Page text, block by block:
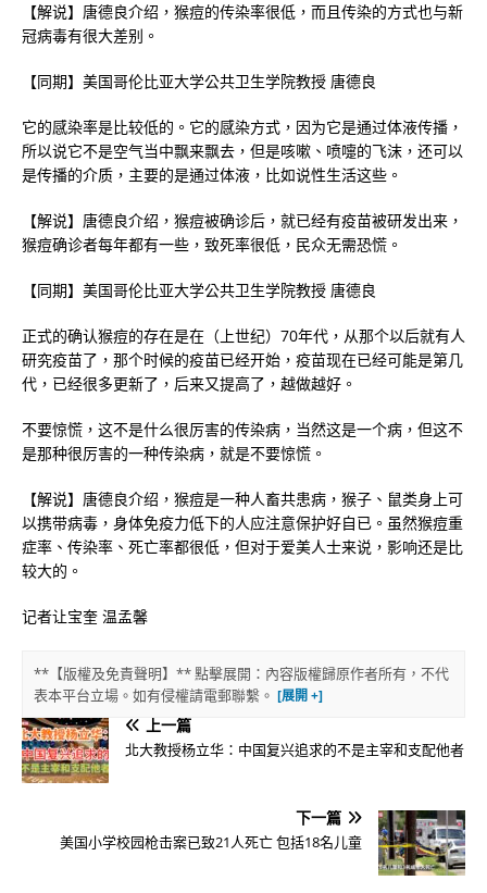
【解说】唐德良介绍，猴痘的传染率很低，而且传染的方式也与新
冠病毒有很大差别。
【同期】美国哥伦比亚大学公共卫生学院教授 唐德良
它的感染率是比较低的。它的感染方式，因为它是通过体液传播，
所以说它不是空气当中飘来飘去，但是咳嗽、喷嚏的飞沫，还可以
是传播的介质，主要的是通过体液，比如说性生活这些。
【解说】唐德良介绍，猴痘被确诊后，就已经有疫苗被研发出来，
猴痘确诊者每年都有一些，致死率很低，民众无需恐慌。
【同期】美国哥伦比亚大学公共卫生学院教授 唐德良
正式的确认猴痘的存在是在（上世纪）70年代，从那个以后就有人
研究疫苗了，那个时候的疫苗已经开始，疫苗现在已经可能是第几
代，已经很多更新了，后来又提高了，越做越好。
不要惊慌，这不是什么很厉害的传染病，当然这是一个病，但这不
是那种很厉害的一种传染病，就是不要惊慌。
【解说】唐德良介绍，猴痘是一种人畜共患病，猴子、鼠类身上可
以携带病毒，身体免疫力低下的人应注意保护好自已。虽然猴痘重
症率、传染率、死亡率都很低，但对于爱美人士来说，影响还是比
较大的。
记者让宝奎 温孟馨
**【版權及免責聲明】** 點擊展開：內容版權歸原作者所有，不代
表本平台立場。如有侵權請電郵聯繫。
上一篇
北大教授杨立华：中国复兴追求的不是主宰和支配他者
下一篇
美国小学校园枪击案已致21人死亡 包括18名儿童